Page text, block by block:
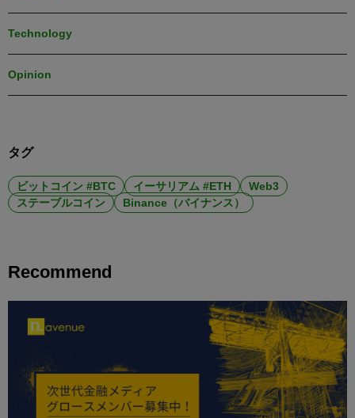
Technology
Opinion
タグ
ビットコイン #BTC イーサリアム #ETH
Web3
ステーブルコイン
Binance（バイナンス）
Recommend